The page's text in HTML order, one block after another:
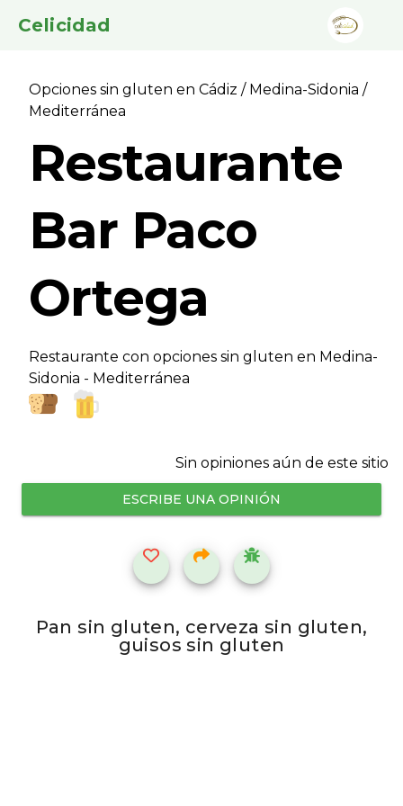
Celicidad
Opciones sin gluten en Cádiz / Medina-Sidonia /
Mediterránea
Restaurante
Bar Paco
Ortega
Restaurante con opciones sin gluten en Medina-
Sidonia - Mediterránea
Sin opiniones aún de este sitio
ESCRIBE UNA OPINIÓN
Pan sin gluten, cerveza sin gluten,
guisos sin gluten